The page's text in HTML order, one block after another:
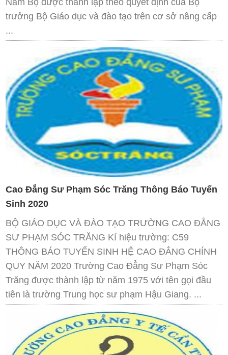
Nam Bộ được thành lập theo quyết định của Bộ
trưởng Bộ Giáo dục và đào tạo trên cơ sở nâng cấp
...
Cao Đẳng Sư Phạm Sóc Trăng Thông Báo Tuyển
Sinh 2020
BỘ GIÁO DỤC VÀ ĐÀO TẠO TRƯỜNG CAO ĐẲNG
SƯ PHẠM SÓC TRĂNG Kí hiệu trường: C59
THÔNG BÁO TUYỂN SINH HỆ CAO ĐẲNG CHÍNH
QUY NĂM 2020 Trường Cao Đẳng Sư Phạm Sóc
Trăng được thành lập từ năm 1975 với tên gọi đầu
tiên là trường Trung học sư phạm Hậu Giang. ...